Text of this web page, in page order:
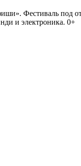
Фестиваль под
и электроника. 0+